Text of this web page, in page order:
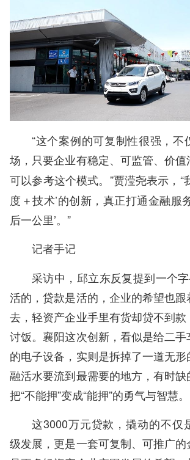
“这个案例的可复制性很强，不
场， 只要企业有稳定、可监管、价
可以参考这个模式。 ”贾滢尧表示，“
度＋技术’的创新，真正打通金融服
后一公里’。”
记者手记
采访中，邱立东反复提到一个
活的，贷款是活的，企业的希望也
去，轻资产企业手里有货却贷不到
讨饭。襄阳这次创新，看似是给二
的电子设备，实则是拆掉了一道无
融活水要流到最需要的地方，有时
把“不能押”变成“能押”的勇气与智慧。
这3000万元贷款，撬动的不仅
级发展，更是一套可复制、可推广的